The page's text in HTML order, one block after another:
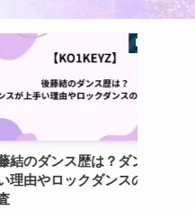
ス歴は？ダンスが上
ックダンスの実力を